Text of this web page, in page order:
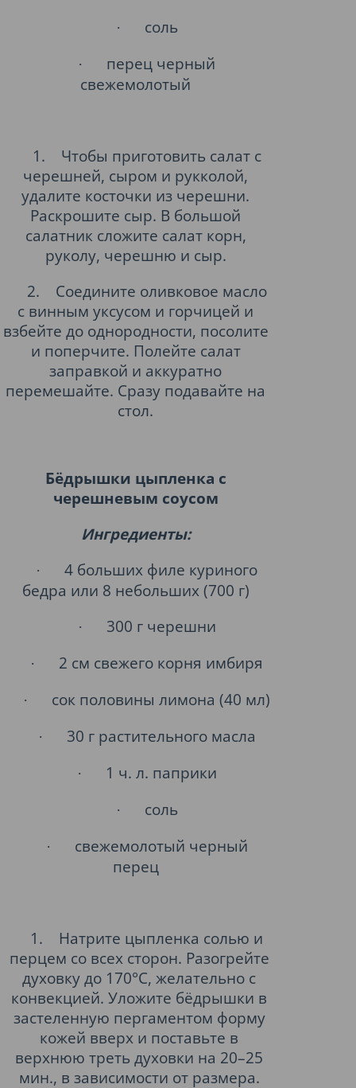
· соль
·
перец черный
свежемолотый
1.
Чтобы приготовить салат с
черешней, сыром и рукколой,
удалите косточки из черешни.
Раскрошите сыр. В большой
салатник сложите салат корн,
руколу, черешню и сыр.
2.
Соедините оливковое масло
с винным уксусом и горчицей и
взбейте до однородности, посолите
и поперчите. Полейте салат
заправкой и аккуратно
перемешайте. Сразу подавайте на
стол.
Бёдрышки цыпленка с
черешневым соусом
Ингредиенты:
·
4 больших филе куриного
бедра или 8 небольших (700 г)
· 300 г черешни
· 2 см свежего корня имбиря
· сок половины лимона (40 мл)
· 30 г растительного масла
· 1 ч. л. паприки
· соль
·
свежемолотый черный
перец
1.
Натрите цыпленка солью и
перцем со всех сторон. Разогрейте
духовку до 170°С, желательно с
конвекцией. Уложите бёдрышки в
застеленную пергаментом форму
кожей вверх и поставьте в
верхнюю треть духовки на 20–25
мин., в зависимости от размера.